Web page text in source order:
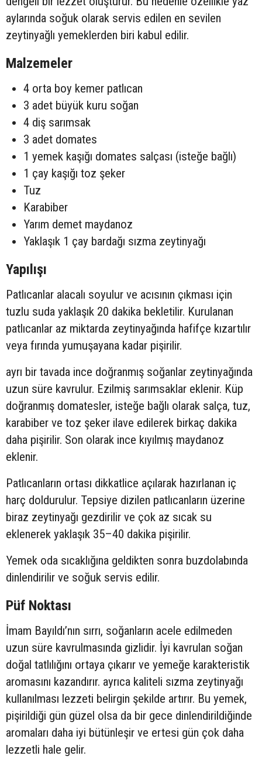
aylarında soğuk olarak servis edilen en sevilen
zeytinyağlı yemeklerden biri kabul edilir.
Malzemeler
4 orta boy kemer patlıcan
3 adet büyük kuru soğan
4 diş sarımsak
3 adet domates
1 yemek kaşığı domates salçası (isteğe bağlı)
1 çay kaşığı toz şeker
Tuz
Karabiber
Yarım demet maydanoz
Yaklaşık 1 çay bardağı sızma zeytinyağı
Yapılışı
Patlıcanlar alacalı soyulur ve acısının çıkması için
tuzlu suda yaklaşık 20 dakika bekletilir. Kurulanan
patlıcanlar az miktarda zeytinyağında hafifçe kızartılır
veya fırında yumuşayana kadar pişirilir.
ayrı bir tavada ince doğranmış soğanlar zeytinyağında
uzun süre kavrulur. Ezilmiş sarımsaklar eklenir. Küp
doğranmış domatesler, isteğe bağlı olarak salça, tuz,
karabiber ve toz şeker ilave edilerek birkaç dakika
daha pişirilir. Son olarak ince kıyılmış maydanoz
eklenir.
Patlıcanların ortası dikkatlice açılarak hazırlanan iç
harç doldurulur. Tepsiye dizilen patlıcanların üzerine
biraz zeytinyağı gezdirilir ve çok az sıcak su
eklenerek yaklaşık 35–40 dakika pişirilir.
Yemek oda sıcaklığına geldikten sonra buzdolabında
dinlendirilir ve soğuk servis edilir.
Püf Noktası
İmam Bayıldı’nın sırrı, soğanların acele edilmeden
uzun süre kavrulmasında gizlidir. İyi kavrulan soğan
doğal tatlılığını ortaya çıkarır ve yemeğe karakteristik
aromasını kazandırır. ayrıca kaliteli sızma zeytinyağı
kullanılması lezzeti belirgin şekilde artırır. Bu yemek,
pişirildiği gün güzel olsa da bir gece dinlendirildiğinde
aromaları daha iyi bütünleşir ve ertesi gün çok daha
lezzetli hale gelir.